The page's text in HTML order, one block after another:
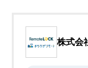
株式会